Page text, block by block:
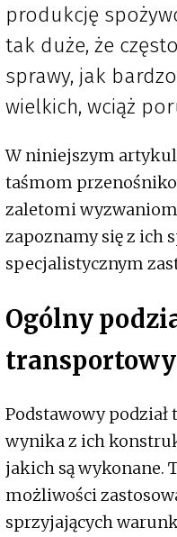
produkcję
tak duże, że
sprawy, jak
wielkich, wciąż
W niniejszym
taśmom
zaletomi
zapoznamy się z ich
specjalistycznym
Ogólny
Podstawowy
wynika z ich
jakich są wykonane.
możliwości
sprzyjających